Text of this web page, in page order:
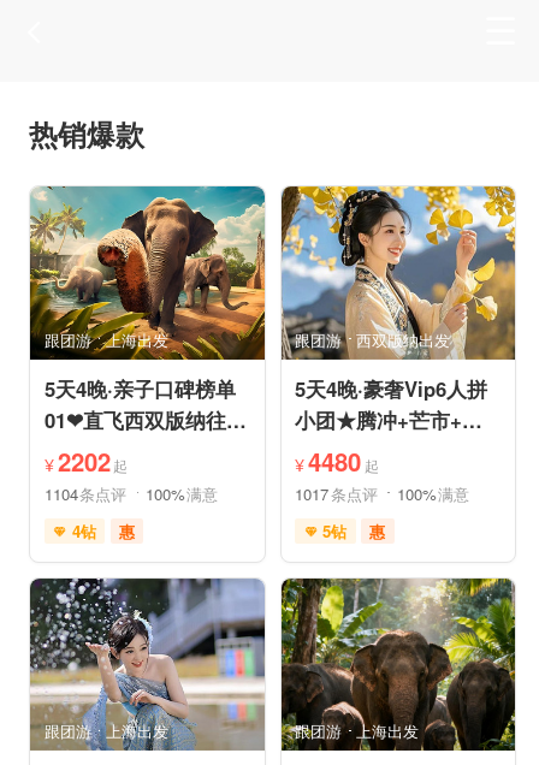
热销爆款
跟团游 上海出发
5天4晚·亲子口碑榜单
01❤直飞西双版纳往返
机票❤拼小团轻奢0购
物纯玩
¥2202起
1104条点评 100%满意
4钻
惠
免费接送机
充足自由时间
品质游
美食享受
摄影之旅
自然山水
动植物园
研学体验
跟团游 上海出发
跟团游 西双版纳出发
5天4晚·豪奢Vip6人拼
小团★腾冲+芒市+瑞
丽★直飞往返轻松旅途
¥4480 起
1017条点评 100%满意
5钻
惠
充足自由时间
免费接送机
品质游
祈福之旅
赏花之旅
森林公园
自然山水
跟团游 上海出发